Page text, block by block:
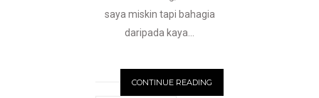
saya miskin tapi bahagia
daripada kaya...
CONTINUE READING